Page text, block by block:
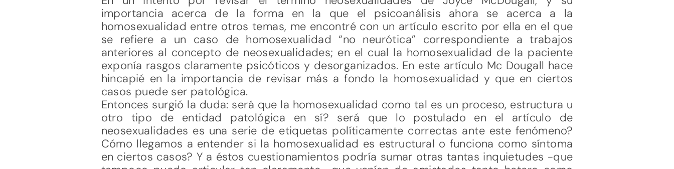
importancia acerca de la forma en la que el psicoanálisis ahora se acerca a la
homosexualidad entre otros temas, me encontré con un artículo escrito por ella en el que
se refiere a un caso de homosexualidad “no neurótica” correspondiente a trabajos
anteriores al concepto de neosexualidades; en el cual la homosexualidad de la paciente
exponía rasgos claramente psicóticos y desorganizados. En este artículo Mc Dougall hace
hincapié en la importancia de revisar más a fondo la homosexualidad y que en ciertos
casos puede ser patológica.
Entonces surgió la duda: será que la homosexualidad como tal es un proceso, estructura u
otro tipo de entidad patológica en sí? será que lo postulado en el artículo de
neosexualidades es una serie de etiquetas políticamente correctas ante este fenómeno?
Cómo llegamos a entender si la homosexualidad es estructural o funciona como síntoma
en ciertos casos? Y a éstos cuestionamientos podría sumar otras tantas inquietudes -que